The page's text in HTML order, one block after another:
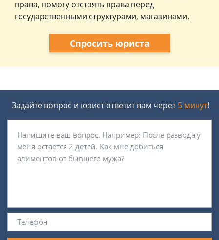
права, помогу отстоять права перед
государственными структурами, магазинами.
Спросить юриста
Задайте вопрос и юрист ответит вам через 5 минут!